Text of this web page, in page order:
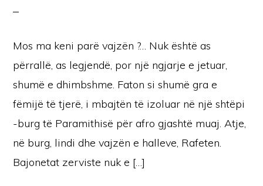
Mos ma keni parë vajzën ?… Nuk është as
përrallë, as legjendë, por një ngjarje e jetuar,
shumë e dhimbshme. Faton si shumë gra e
fëmijë të tjerë, i mbajtën të izoluar në një shtëpi
-burg të Paramithisë për afro gjashtë muaj. Atje,
në burg, lindi dhe vajzën e halleve, Rafeten.
Bajonetat zerviste nuk e […]